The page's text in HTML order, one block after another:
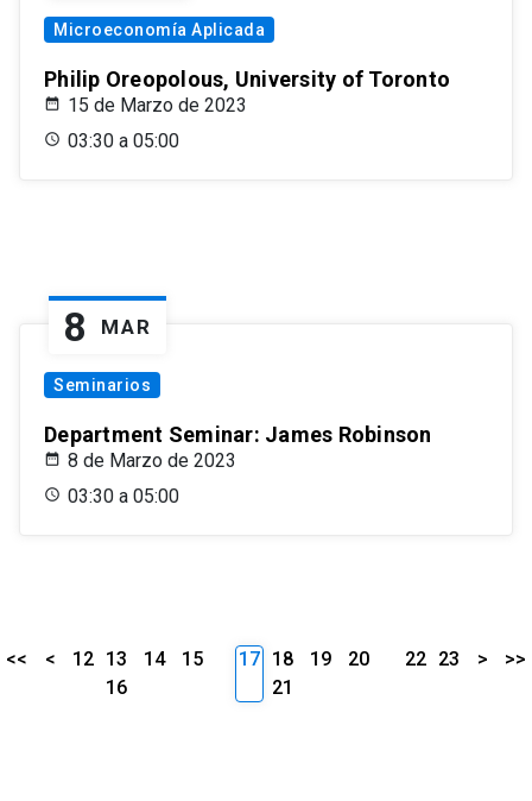
Microeconomía Aplicada
Philip Oreopolous, University of Toronto
15 de Marzo de 2023
03:30 a 05:00
8 MAR
Seminarios
Department Seminar: James Robinson
8 de Marzo de 2023
03:30 a 05:00
<< < 12 13 14
15
16
17 18 19
20
21
22 23 > >>